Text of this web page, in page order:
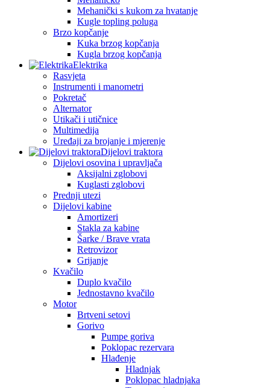
Mehanički s kukom za hvatanje
Kugle topling poluga
Brzo kopčanje
Kuka brzog kopčanja
Kugla brzog kopčanja
Elektrika
Rasvjeta
Instrumenti i manometri
Pokretač
Alternator
Utikači i utičnice
Multimedija
Uređaji za brojanje i mjerenje
Dijelovi traktora
Dijelovi osovina i upravljača
Aksijalni zglobovi
Kuglasti zglobovi
Prednji utezi
Dijelovi kabine
Amortizeri
Stakla za kabine
Šarke / Brave vrata
Retrovizor
Grijanje
Kvačilo
Duplo kvačilo
Jednostavno kvačilo
Motor
Brtveni setovi
Gorivo
Pumpe goriva
Poklopac rezervara
Hlađenje
Hladnjak
Poklopac hladnjaka